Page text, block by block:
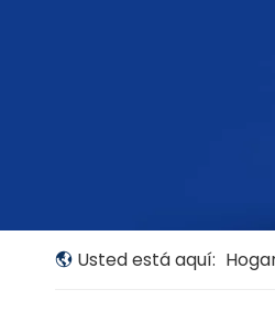
Usted está aquí: